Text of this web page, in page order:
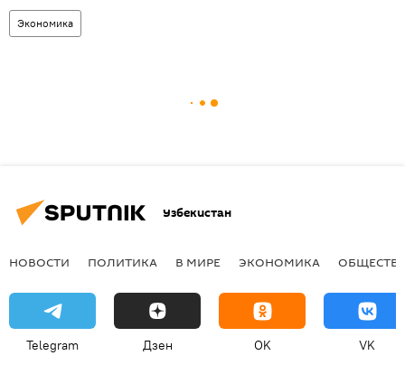
Экономика
Узбекистан
НОВОСТИ ПОЛИТИКА В МИРЕ ЭКОНОМИКА
Telegram Дзен OK VK